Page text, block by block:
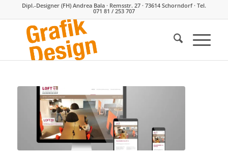
Dipl.-Designer (FH) Andrea Bala · Remsstr. 27 · 73614 Schorndorf · Tel.
071 81 / 253 707